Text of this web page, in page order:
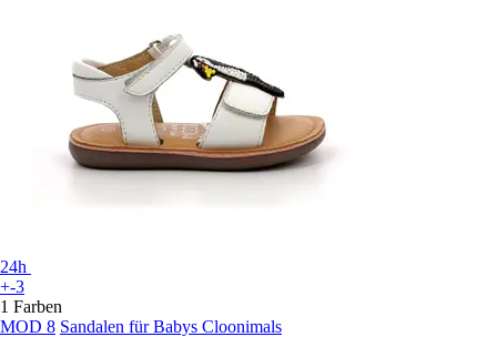
24h
+-3
1 Farben
MOD 8 Sandalen für Babys Cloonimals